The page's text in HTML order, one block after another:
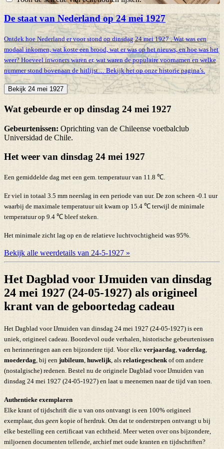
De staat van Nederland op 24 mei 1927
Ontdek hoe Nederland er voor stond op dinsdag 24 mei 1927 . Wat was een
modaal inkomen, wat koste een brood, wat er was op het nieuws, en hoe was het
weer? Hoeveel inwoners waren er, wat waren de populaire voornamen en welke
nummer stond bovenaan de hitlijst… Bekijk het op onze historie pagina’s.
Bekijk 24 mei 1927
Wat gebeurde er op dinsdag 24 mei 1927
Gebeurtenissen: Oprichting van de Chileense voetbalclub
Universidad de Chile.
Het weer van dinsdag 24 mei 1927
Een gemiddelde dag met een gem. temperatuur van 11.8 ℃.
Er viel in totaal 3.5 mm neerslag in een periode van uur. De zon scheen -0.1 uur
waarbij de maximale temperatuur uit kwam op 15.4 ℃ terwijl de minimale
temperatuur op 9.4 ℃ bleef steken.
Het minimale zicht lag op en de relatieve luchtvochtigheid was 95%.
Bekijk alle weerdetails van 24-5-1927 »
Het Dagblad voor IJmuiden van dinsdag
24 mei 1927 (24-05-1927) als origineel
krant van de geboortedag cadeau
Het Dagblad voor IJmuiden van dinsdag 24 mei 1927 (24-05-1927) is een
uniek, origineel cadeau. Boordevol oude verhalen, historische gebeurtenissen
en herinneringen aan een bijzondere tijd. Voor elke verjaardag vaderdag
moederdag , bij een jubileum huwelijk , als relatiegeschenk of om andere
(nostalgische) redenen. Bestel nu de originele Dagblad voor IJmuiden van
dinsdag 24 mei 1927 (24-05-1927) en laat u meenemen naar de tijd van toen.
Authentieke exemplaren
Elke krant of tijdschrift die u van ons ontvangt is een 100% origineel
exemplaar, dus geen kopie of herdruk. Om dat te onderstrepen ontvangt u bij
elke bestelling een certificaat van echtheid. Meer weten over ons bijzondere,
miljoenen documenten tellende, archief met oude kranten en tijdschriften?